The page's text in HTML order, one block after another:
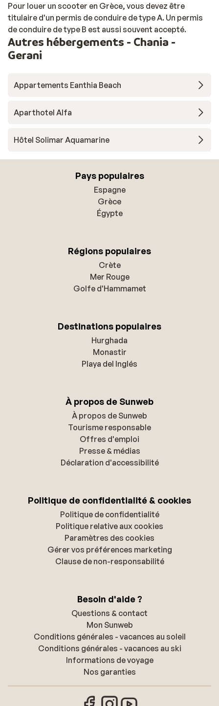
Pour louer un scooter en Grèce, vous devez être
titulaire d'un permis de conduire de type A. Un permis
de conduire de type B est aussi souvent accepté.
Autres hébergements - Chania -
Gerani
Appartements Eanthia Beach
Aparthotel Alfa
Hôtel Solimar Aquamarine
Pays populaires
Espagne
Grèce
Égypte
Régions populaires
Crète
Mer Rouge
Golfe d'Hammamet
Destinations populaires
Hurghada
Monastir
Playa del Inglés
À propos de Sunweb
À propos de Sunweb
Tourisme responsable
Offres d'emploi
Presse & médias
Déclaration d'accessibilité
Politique de confidentialité & cookies
Politique de confidentialité
Politique relative aux cookies
Paramètres des cookies
Gérer vos préférences marketing
Clause de non-responsabilité
Besoin d'aide ?
Questions & contact
Mon Sunweb
Conditions générales - vacances au soleil
Conditions générales - vacances au ski
Informations de voyage
Nos garanties